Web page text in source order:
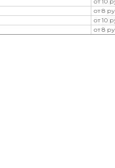
от 8
от 10
от 8